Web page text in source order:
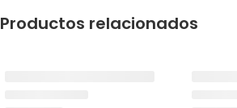
Productos relacionados